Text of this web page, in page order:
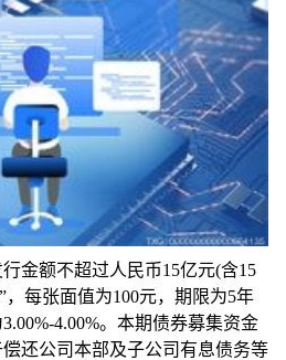
金额不超过人民币15亿元(含15
，每张面值为100元，期限为5年
4.00%。本期债券募集资金
还公司本部及子公司有息债务等